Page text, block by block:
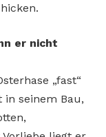
er nicht
„fast“
in seinem Bau,